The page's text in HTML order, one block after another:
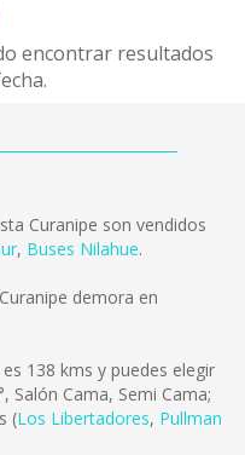
encontrar resultados
Curanipe son vendidos
, Buses Nilahue.
demora en
138 kms y puedes elegir
Salón Cama, Semi Cama;
(Los Libertadores, Pullman